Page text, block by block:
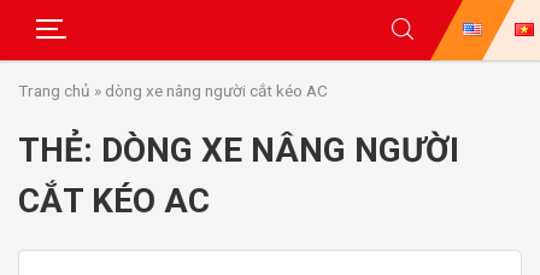
Trang chủ » dòng xe nâng người cắt kéo AC
THẺ: DÒNG XE NÂNG NGƯỜI
CẮT KÉO AC